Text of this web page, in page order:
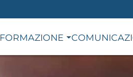
FORMAZIONE